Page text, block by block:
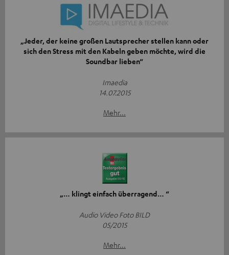
„Jeder, der keine großen Lautsprecher stellen kann oder
sich den Stress mit den Kabeln geben möchte, wird die
Soundbar lieben“
Imaedia
14.07.2015
Mehr...
„… klingt einfach überragend… “
Audio Video Foto BILD
05/2015
Mehr...